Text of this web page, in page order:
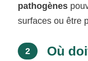
pathogènes
surfaces ou être
2 Où